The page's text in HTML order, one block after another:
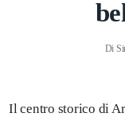
Di
Il centro storico di